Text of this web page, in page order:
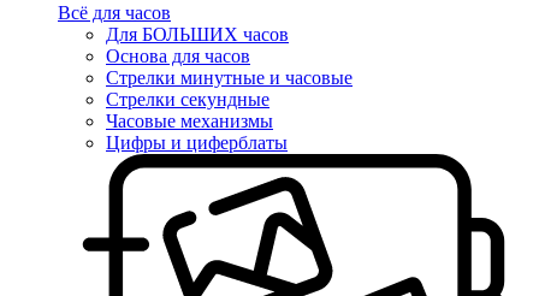
Всё для часов
Для БОЛЬШИХ часов
Основа для часов
Стрелки минутные и часовые
Стрелки секундные
Часовые механизмы
Цифры и циферблаты